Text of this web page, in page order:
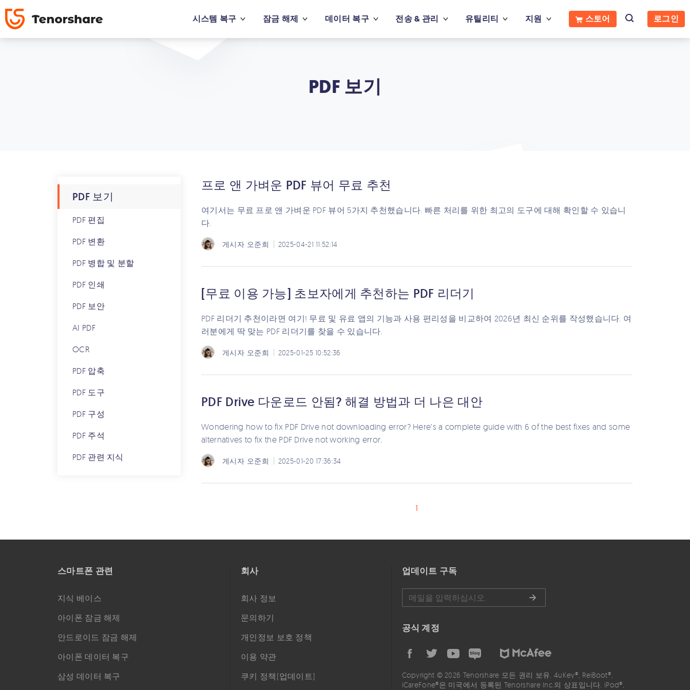
시스템 복구 잠금 해제 데이터 복구 전송 & 관리 유틸리티 지원 스토어 로그인
PDF 보기
PDF 보기
PDF 편집
PDF 변환
PDF 병합 및 분할
PDF 인쇄
PDF 보안
AI PDF
OCR
PDF 압축
PDF 도구
PDF 구성
PDF 주석
PDF 관련 지식
프로 앤 가벼운 PDF 뷰어 무료 추천
여기서는 무료 프로 앤 가벼운 PDF 뷰어 5가지 추천했습니다. 빠른 처리를 위한 최고의 도구에 대해 확인할 수 있습니
다.
게시자 오준희 2025-04-21 11:52:14
[무료 이용 가능] 초보자에게 추천하는 PDF 리더기
PDF 리더기 추천이라면 여기! 무료 및 유료 앱의 기능과 사용 편리성을 비교하여 2026년 최신 순위를 작성했습니다. 여
러분에게 딱 맞는 PDF 리더기를 찾을 수 있습니다.
게시자 오준희 2025-01-25 10:52:36
PDF Drive 다운로드 안됨? 해결 방법과 더 나은 대안
Wondering how to fix PDF Drive not downloading error? Here’s a complete guide with 6 of the best fixes and some
alternatives to fix the PDF Drive not working error.
게시자 오준희 2025-01-20 17:36:34
1
스마트폰 관련
지식 베이스
아이폰 잠금 해제
안드로이드 잠금 해제
아이폰 데이터 복구
삼성 데이터 복구
회사
회사 정보
문의하기
개인정보 보호 정책
이용 약관
쿠키 정책(업데이트)
업데이트 구독
공식 계정
Copyright © 2026 Tenorshare 모든 권리 보유. 4uKey®, ReiBoot®,
iCareFone®은 미국에서 등록된 Tenorshare Inc.의 상표입니다. iPod®,